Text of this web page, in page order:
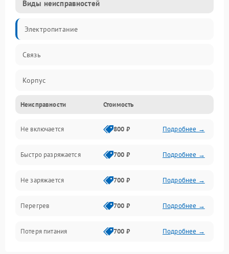
Виды неисправностей
Электропитание
Связь
Корпус
Органы управления
Неисправности Стоимость
Не включается 800 ₽ Подробнее →
Быстро разряжается 700 ₽ Подробнее →
Не заряжается 700 ₽ Подробнее →
Перегрев 700 ₽ Подробнее →
Потеря питания 700 ₽ Подробнее →